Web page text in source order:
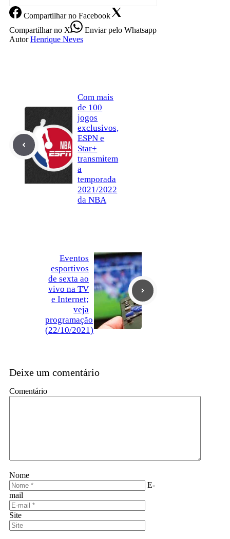
Compartilharno Facebook
Compartilharno X Enviarpelo Whatsapp
Autor Henrique Neves
Com mais
de 100
jogos
exclusivos,
ESPN e
Star+
transmitem
a
temporada
2021/2022
da NBA
Eventos
esportivos
de sexta ao
vivo na TV
e Internet;
veja
programação
(22/10/2021)
Deixe um comentário
Comentário
Nome
E-
mail
Site